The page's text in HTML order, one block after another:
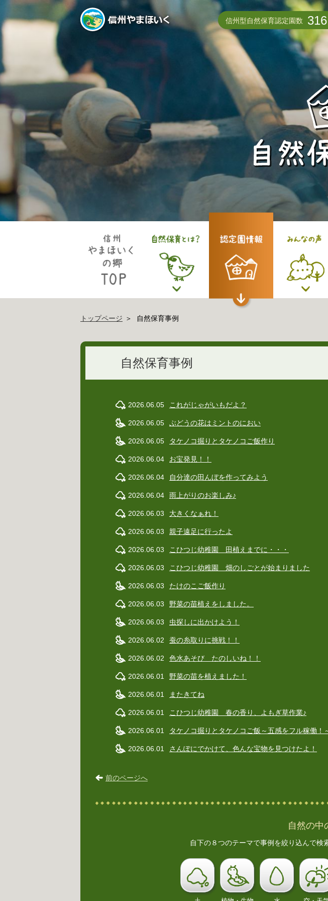
信州型自然保育認定園数 316
トップページ 自然保育事例
自然保育事例
2026.06.05 これがじゃがいもだよ？
2026.06.05 ぶどうの花はミントのにおい
2026.06.05 タケノコ掘りとタケノコご飯作り
2026.06.04 お宝発見！！
2026.06.04 自分達の田んぼを作ってみよう
2026.06.04 雨上がりのお楽しみ♪
2026.06.03 大きくなぁれ！
2026.06.03 親子遠足に行ったよ
2026.06.03 こひつじ幼稚園 田植えまでに・・・
2026.06.03 こひつじ幼稚園 畑のしごとが始まりました
2026.06.03 たけのこご飯作り
2026.06.03 野菜の苗植えをしました。
2026.06.03 虫探しに出かけよう！
2026.06.02 蚕の糸取りに挑戦！！
2026.06.02 色水あそび たのしいね！！
2026.06.01 野菜の苗を植えました！
2026.06.01 またきてね
2026.06.01 こひつじ幼稚園 春の香り、よもぎ草作業♪
2026.06.01 タケノコ掘りとタケノコご飯～五感をフル稼働！
2026.06.01 さんぽにでかけて、色んな宝物を見つけたよ！
前のページへ
自然の中
自下の８つのテーマで事例を絞り込んで検